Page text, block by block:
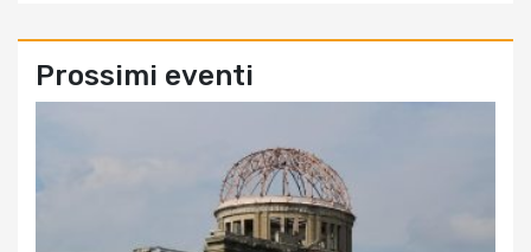
Prossimi eventi